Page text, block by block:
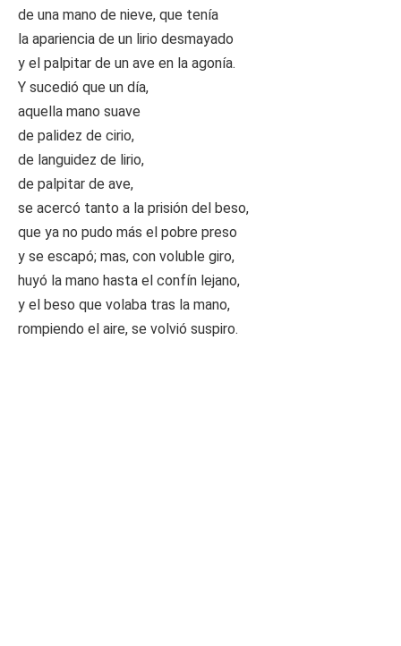
de una mano de nieve, que tenía
la apariencia de un lirio desmayado
y el palpitar de un ave en la agonía.
Y sucedió que un día,
aquella mano suave
de palidez de cirio,
de languidez de lirio,
de palpitar de ave,
se acercó tanto a la prisión del beso,
que ya no pudo más el pobre preso
y se escapó; mas, con voluble giro,
huyó la mano hasta el confín lejano,
y el beso que volaba tras la mano,
rompiendo el aire, se volvió suspiro.